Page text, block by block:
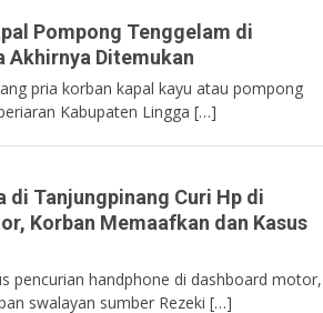
Pompong Tenggelam di
Akhirnya Ditemukan
pria korban kapal kayu atau pompong
Kabupaten Lingga […]
di Tanjungpinang Curi Hp di
Korban Memaafkan dan Kasus
pencurian handphone di dashboard motor,
swalayan sumber Rezeki […]